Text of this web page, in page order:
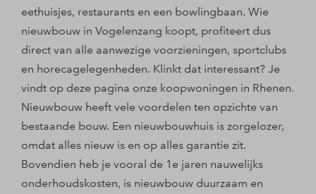
eethuisjes, restaurants en een bowlingbaan. Wie
nieuwbouw in Vogelenzang koopt, profiteert dus
direct van alle aanwezige voorzieningen, sportclubs
en horecagelegenheden. Klinkt dat interessant? Je
vindt op deze pagina onze koopwoningen in Rhenen.
Nieuwbouw heeft vele voordelen ten opzichte van
bestaande bouw. Een nieuwbouwhuis is zorgelozer,
omdat alles nieuw is en op alles garantie zit.
Bovendien heb je vooral de 1e jaren nauwelijks
onderhoudskosten, is nieuwbouw duurzaam en